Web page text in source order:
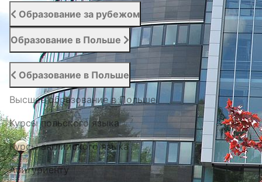
Образование за рубежом
Образование в Польше
Образование в Польше
Высшее образование в Польше
Курсы польского языка
Курсы английского языка
Абитуриенту